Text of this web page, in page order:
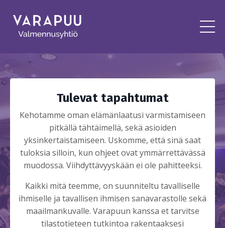
Tulevat tapahtumat
Kehotamme oman elämänlaatusi varmistamiseen
pitkällä tähtäimellä, sekä asioiden
yksinkertaistamiseen. Uskomme, että sinä saat
tuloksia silloin, kun ohjeet ovat ymmärrettävässä
muodossa. Viihdyttävyyskään ei ole pahitteeksi.
Kaikki mitä teemme, on suunniteltu tavalliselle
ihmiselle ja tavallisen ihmisen sanavarastolle sekä
maailmankuvalle. Varapuun kanssa et tarvitse
tilastotieteen tutkintoa rakentaaksesi